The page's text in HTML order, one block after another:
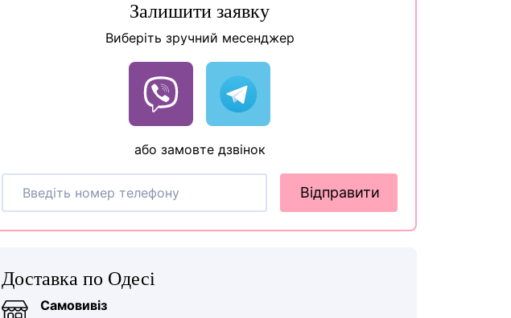
Залишити заявку
Виберіть зручний месенджер
або замовте дзвінок
Відправити
Доставка по Одесі
Самовивіз